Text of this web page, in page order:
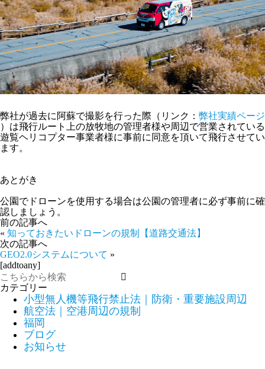
弊社が過去に阿蘇で撮影を行った際（リンク： 弊社実績ページ
）は飛行ルート上の放牧地の管理者様や周辺で営業されている
遊覧ヘリコプター事業者様に事前に同意を頂いて飛行させてい
ます。
あとがき
公園でドローンを使用する場合は公園の管理者に必ず事前に確
認しましょう。
前の記事へ
« 知っておきたいドローンの規制【道路交通法】
次の記事へ
GEO2.0システムについて »
[addtoany]
カテゴリー
小型無人機等飛行禁止法｜防衛・重要施設周辺
航空法｜空港周辺の規制
福岡
ブログ
お知らせ